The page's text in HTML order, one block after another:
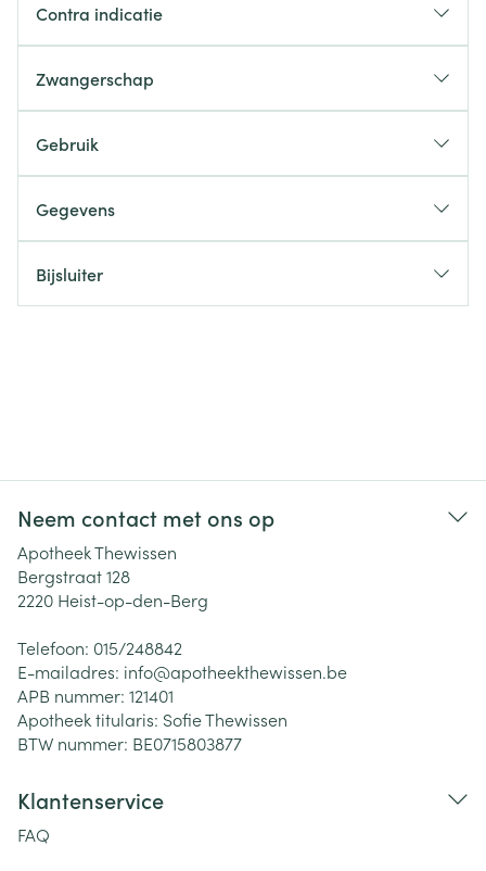
Contra indicatie
Zwangerschap
Gebruik
Gegevens
Bijsluiter
Neem contact met ons op
Apotheek Thewissen
Bergstraat 128
2220 Heist-op-den-Berg
Telefoon: 015/248842
E-mailadres: info@apotheekthewissen.be
APB nummer: 121401
Apotheek titularis: Sofie Thewissen
BTW nummer: BE0715803877
Klantenservice
FAQ